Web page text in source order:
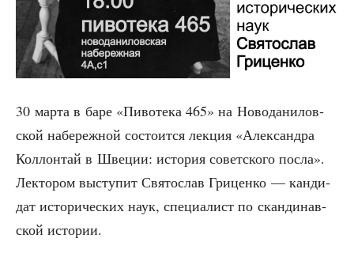
30 мар­та в баре «Пиво­те­ка 465» на Ново­да­ни­лов­
ской набе­реж­ной состо­ит­ся лек­ция «Алек­сандра
Кол­лон­тай в Шве­ции: исто­рия совет­ско­го посла».
Лек­то­ром высту­пит Свя­то­слав Гри­цен­ко — кан­ди­
дат исто­ри­че­ских наук, спе­ци­а­лист по скан­ди­нав­
ской истории.